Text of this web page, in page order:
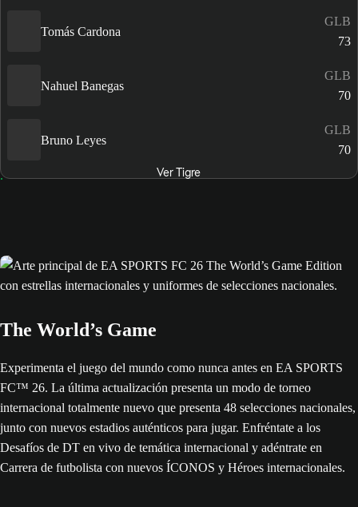
Tomás Cardona
GLB
73
Nahuel Banegas
GLB
70
Bruno Leyes
GLB
70
Ver Tigre
The World’s Game
Experimenta el juego del mundo como nunca antes en EA SPORTS
FC™ 26. La última actualización presenta un modo de torneo
internacional totalmente nuevo que presenta 48 selecciones nacionales,
junto con nuevos estadios auténticos para jugar. Enfréntate a los
Desafíos de DT en vivo de temática internacional y adéntrate en
Carrera de futbolista con nuevos ÍCONOS y Héroes internacionales.